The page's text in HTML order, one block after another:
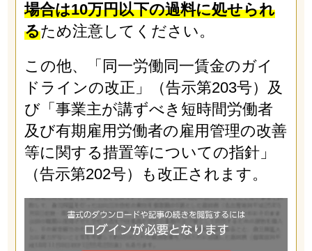
場合は10万円以下の過料に処せられ
るため注意してください。
この他、「同一労働同一賃金のガイ
ドラインの改正」（告示第203号）及
び「事業主が講ずべき短時間労働者
及び有期雇用労働者の雇用管理の改善
等に関する措置等についての指針」
（告示第202号）も改正されます。